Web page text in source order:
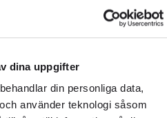
dina uppgifter
behandlar din personliga data,
använder teknologi såsom
från början hade
ryskt projekt”, som
stämmer inte. Att
och andra folk
upprättandet och